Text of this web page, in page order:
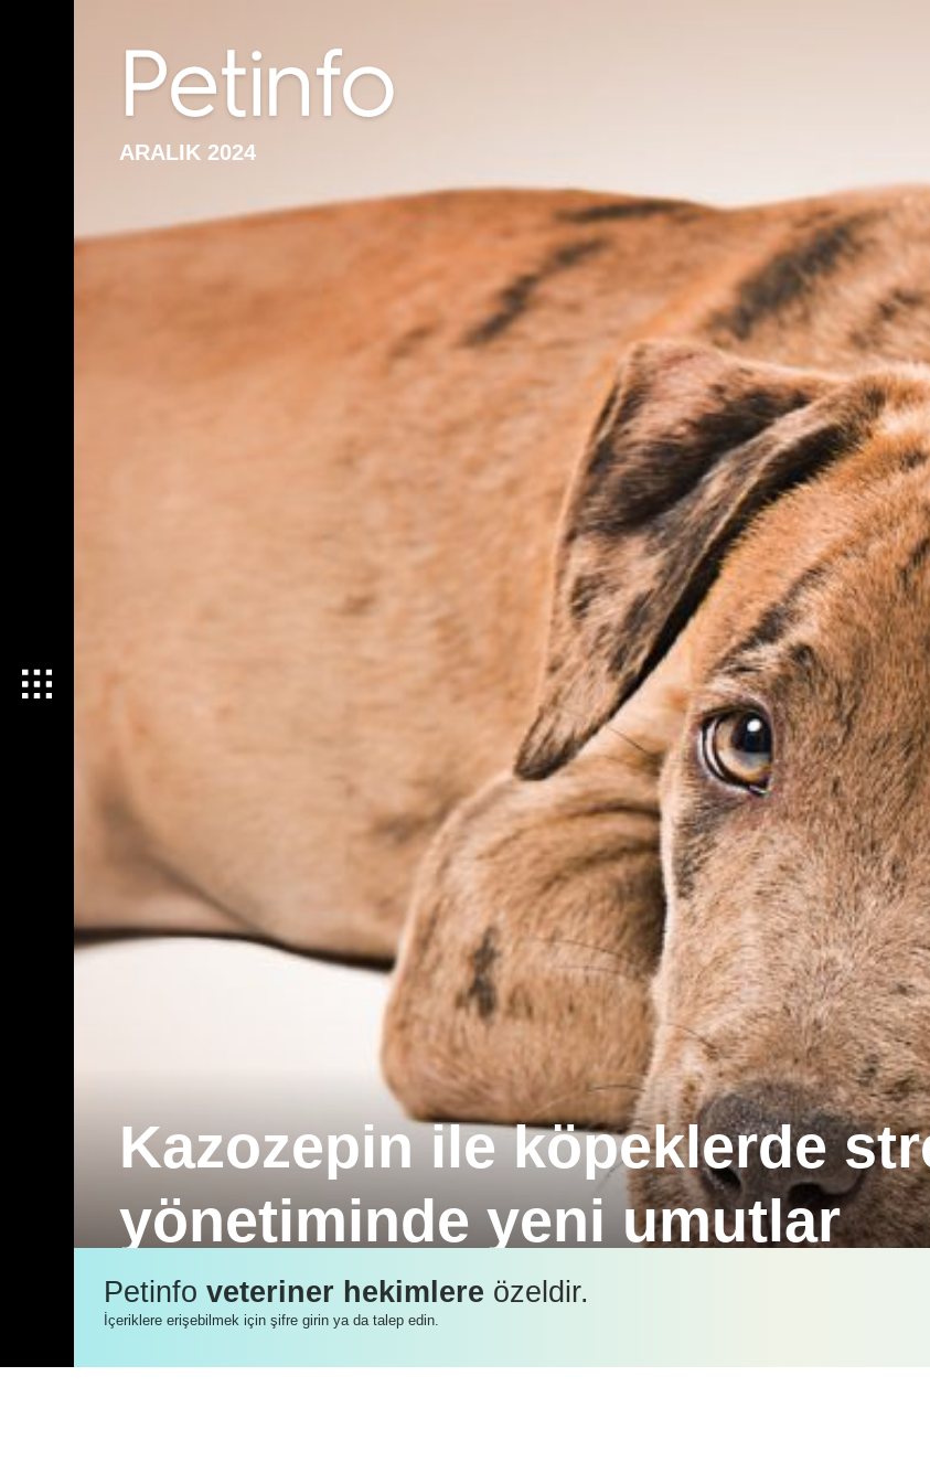
ARALIK 2024
Kazozepin ile köpeklerde
yönetiminde yeni umutlar
Köpeklerin veteriner kliniği ziyaretleri öncesinde kazozepin kullanımını
azaltmada etkili olabileceğini gösterdi.
Petinfoveteriner hekimlere özeldir.
İçeriklere erişebilmek için şifre girin ya da talep edin.